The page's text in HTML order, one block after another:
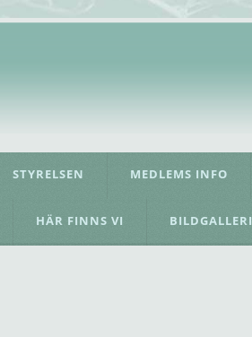
STYRELSEN MEDLEMS INFO
HÄR FINNS VI BILDGALLERI